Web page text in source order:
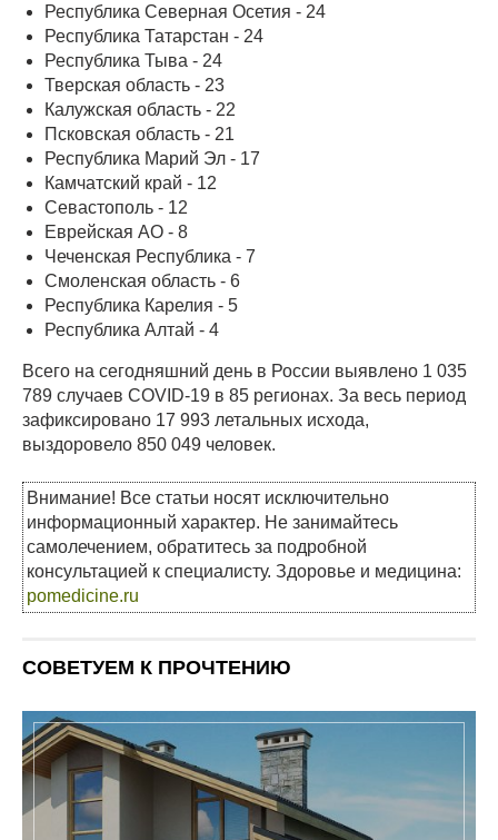
Республика Северная Осетия - 24
Республика Татарстан - 24
Республика Тыва - 24
Тверская область - 23
Калужская область - 22
Псковская область - 21
Республика Марий Эл - 17
Камчатский край - 12
Севастополь - 12
Еврейская АО - 8
Чеченская Республика - 7
Смоленская область - 6
Республика Карелия - 5
Республика Алтай - 4
Всего на сегодняшний день в России выявлено 1 035
789 случаев COVID-19 в 85 регионах. За весь период
зафиксировано 17 993 летальных исхода,
выздоровело 850 049 человек.
Внимание! Все статьи носят исключительно
информационный характер. Не занимайтесь
самолечением, обратитесь за подробной
консультацией к специалисту. Здоровье и медицина:
pomedicine.ru
СОВЕТУЕМ К ПРОЧТЕНИЮ